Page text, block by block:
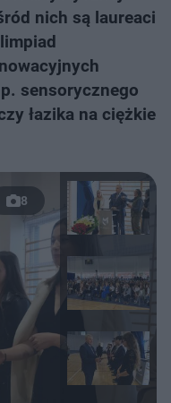
nich są laureaci
sensorycznego
łazika na ciężkie
8